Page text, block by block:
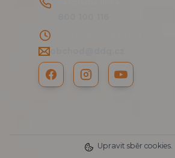
Upravit sběr cookies.